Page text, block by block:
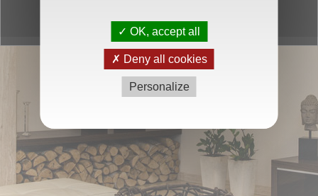
Mentions légales-Partenaires-Politique de cookies
OK, accept all
Deny all cookies
Personalize